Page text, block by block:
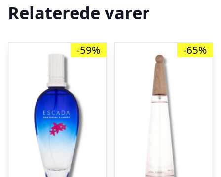
Relaterede varer
-59% -65%